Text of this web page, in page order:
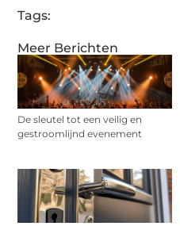
Meer Berichten
De sleutel tot een veilig en
gestroomlijnd evenement
Tags: